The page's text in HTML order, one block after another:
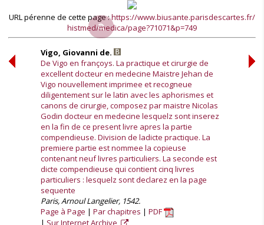
URL pérenne de cette page :https://www.biusante.parisdescartes.fr/
histmed/medica/page?71071&p=749
Vigo, Giovanni de.
De Vigo en françoys. La practique et cirurgie de
excellent docteur en medecine Maistre Jehan de
Vigo nouvellement imprimee et recogneue
diligentement sur le latin avec les aphorismes et
canons de cirurgie, composez par maistre Nicolas
Godin docteur en medecine lesquelz sont inserez
en la fin de ce present livre apres la partie
compendieuse. Division de ladicte practique. La
premiere partie est nommee la copieuse
contenant neuf livres particuliers. La seconde est
dicte compendieuse qui contient cinq livres
particuliers : lesquelz sont declarez en la page
sequente
Paris, Arnoul Langelier, 1542.
Page à Page
Par chapitres
PDF
Sur Internet Archive